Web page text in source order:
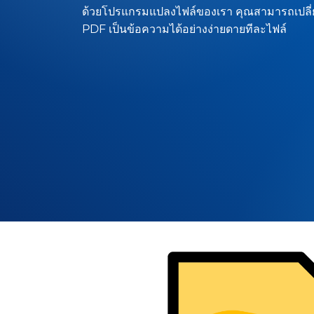
ด้วยโปรแกรมแปลงไฟล์ของเรา คุณสามารถเป
PDF เป็นข้อความได้อย่างง่ายดายทีละไฟล์